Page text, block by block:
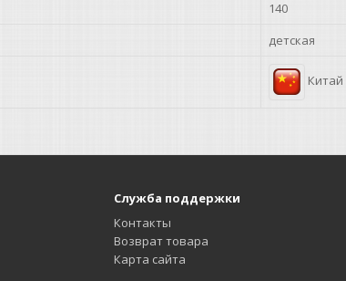
140
детская
Китай
Служба поддержки
Контакты
Возврат товара
Карта сайта